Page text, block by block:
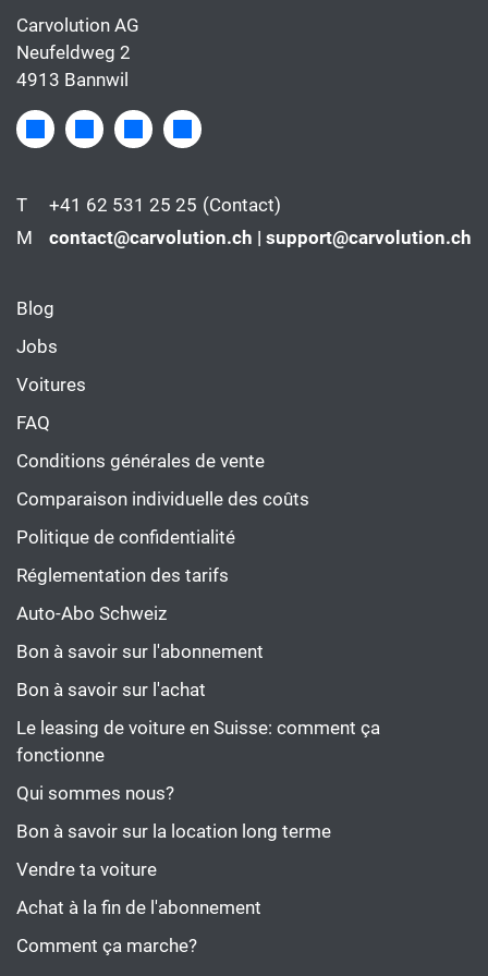
Carvolution AG
Neufeldweg 2
4913 Bannwil
T +41 62 531 25 25 (Contact)
M
contact@carvolution.ch | support@carvolution.ch
Blog
Jobs
Voitures
FAQ
Conditions générales de vente
Comparaison individuelle des coûts
Politique de confidentialité
Réglementation des tarifs
Auto-Abo Schweiz
Bon à savoir sur l'abonnement
Bon à savoir sur l'achat
Le leasing de voiture en Suisse: comment ça
fonctionne
Qui sommes nous?
Bon à savoir sur la location long terme
Vendre ta voiture
Achat à la fin de l'abonnement
Comment ça marche?